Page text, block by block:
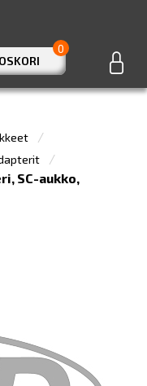
0
SC-aukko,